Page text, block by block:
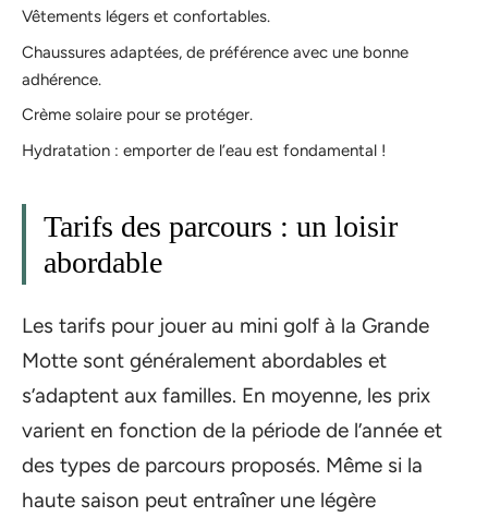
Vêtements légers et confortables.
Chaussures adaptées, de préférence avec une bonne
adhérence.
Crème solaire pour se protéger.
Hydratation : emporter de l’eau est fondamental !
Tarifs des parcours : un loisir
abordable
Les tarifs pour jouer au mini golf à la Grande
Motte sont généralement abordables et
s’adaptent aux familles. En moyenne, les prix
varient en fonction de la période de l’année et
des types de parcours proposés. Même si la
haute saison peut entraîner une légère